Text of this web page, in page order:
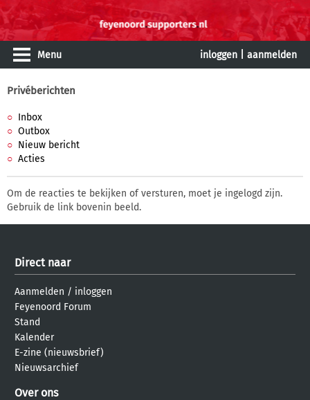
Menu inloggen aanmelden
Privéberichten
Inbox
Outbox
Nieuw bericht
Acties
Om de reacties te bekijken of versturen, moet je ingelogd zijn.
Gebruik de link bovenin beeld.
Direct naar
Aanmelden / inloggen
Feyenoord Forum
Stand
Kalender
E-zine (nieuwsbrief)
Nieuwsarchief
Over ons